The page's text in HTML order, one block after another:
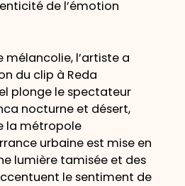
de l’émotion
mélancolie, l’artiste a
du clip à Reda
plonge le spectateur
nocturne et désert,
la métropole
urbaine est mise en
lumière tamisée et des
le sentiment de